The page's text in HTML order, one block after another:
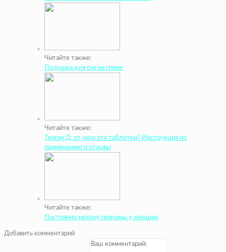
Читайте также:
Подушка для сна на спине
Читайте также:
Триган Д: от чего эти таблетки? Инструкция по
применению и отзывы
Читайте также:
Постоянно мерзну причины у женщин
Добавить комментарий